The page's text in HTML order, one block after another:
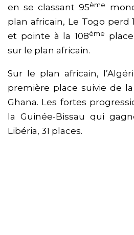
en se classant 95ème
plan africain, Le Togo perd
et pointe à la 108ème
sur le plan africain.
Sur le plan africain,
première place suivie de
Ghana. Les fortes
la Guinée-Bissau qui
Libéria, 31 places.